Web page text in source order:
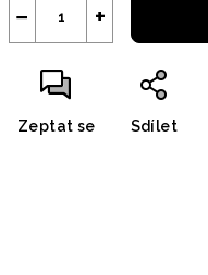
+
−
Zeptat se Sdílet